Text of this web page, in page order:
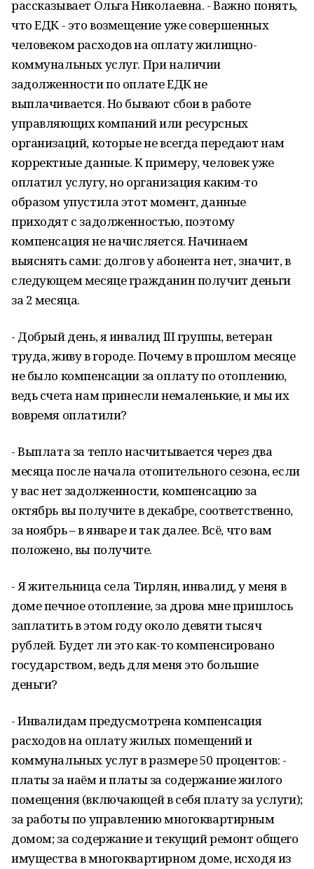
рассказывает Ольга Николаевна. - Важно понять,
что ЕДК - это возмещение уже совершенных
человеком расходов на оплату жилищно-
коммунальных услуг. При наличии
задолженности по оплате ЕДК не
выплачивается. Но бывают сбои в работе
управляющих компаний или ресурсных
организаций, которые не всегда передают нам
корректные данные. К примеру, человек уже
оплатил услугу, но организация каким-то
образом упустила этот момент, данные
приходят с задолженностью, поэтому
компенсация не начисляется. Начинаем
выяснять сами: долгов у абонента нет, значит, в
следующем месяце гражданин получит деньги
за 2 месяца.
- Добрый день, я инвалид III группы, ветеран
труда, живу в городе. Почему в прошлом месяце
не было компенсации за оплату по отоплению,
ведь счета нам принесли немаленькие, и мы их
вовремя оплатили?
- Выплата за тепло насчитывается через два
месяца после начала отопительного сезона, если
у вас нет задолженности, компенсацию за
октябрь вы получите в декабре, соответственно,
за ноябрь – в январе и так далее. Всё, что вам
положено, вы получите.
- Я жительница села Тирлян, инвалид, у меня в
доме печное отопление, за дрова мне пришлось
заплатить в этом году около девяти тысяч
рублей. Будет ли это как-то компенсировано
государством, ведь для меня это большие
деньги?
- Инвалидам предусмотрена компенсация
расходов на оплату жилых помещений и
коммунальных услуг в размере 50 процентов: -
платы за наём и платы за содержание жилого
помещения (включающей в себя плату за услуги);
за работы по управлению многоквартирным
домом; за содержание и текущий ремонт общего
имущества в многоквартирном доме, исходя из